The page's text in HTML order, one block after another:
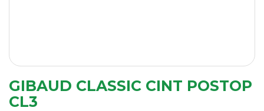
GIBAUD CLASSIC CINT POSTOP
CL3